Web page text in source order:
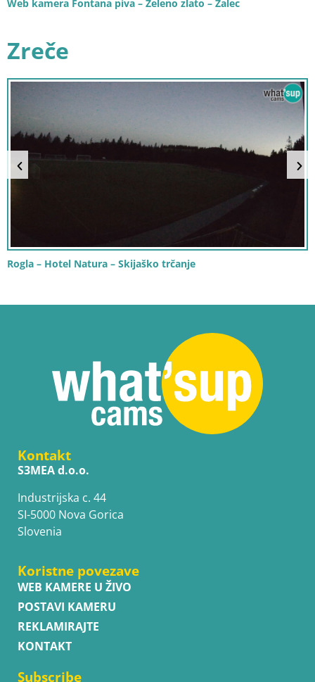
Web kamera Fontana piva – Zeleno zlato – Žalec
Zreče
Rogla – Hotel Natura – Skijaško trčanje
Kontakt
S3MEA d.o.o.
Industrijska c. 44
SI-5000 Nova Gorica
Slovenia
Koristne povezave
WEB KAMERE U ŽIVO
POSTAVI KAMERU
REKLAMIRAJTE
KONTAKT
Subscribe